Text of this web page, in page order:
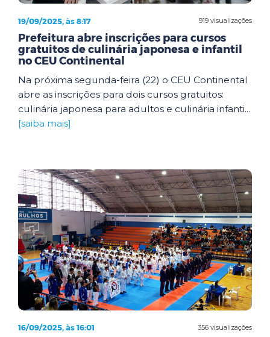
919 visualizações
19/09/2025, às 8:17
Prefeitura abre inscrições para cursos
gratuitos de culinária japonesa e infantil
no CEU Continental
Na próxima segunda-feira (22) o CEU Continental
abre as inscrições para dois cursos gratuitos:
culinária japonesa para adultos e culinária infanti...
[saiba mais]
356 visualizações
16/09/2025, às 16:01